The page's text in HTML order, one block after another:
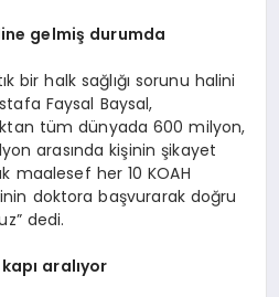
gelmiş durumda
bir halk sağlığı sorunu halini
Faysal Baysal,
tüm dünyada 600 milyon,
arasında kişinin şikayet
maalesef her 10 KOAH
doktora başvurarak doğru
dedi.
aralıyor